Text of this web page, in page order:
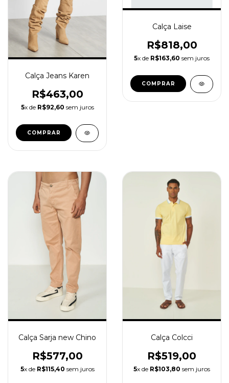
Calça Jeans Karen
R$463,00
5x de R$92,60 sem juros
COMPRAR
Calça Laise
R$818,00
5x de R$163,60 sem juros
COMPRAR
Calça Sarja new Chino
R$577,00
5x de R$115,40 sem juros
Calça Colcci
R$519,00
5x de R$103,80 sem juros